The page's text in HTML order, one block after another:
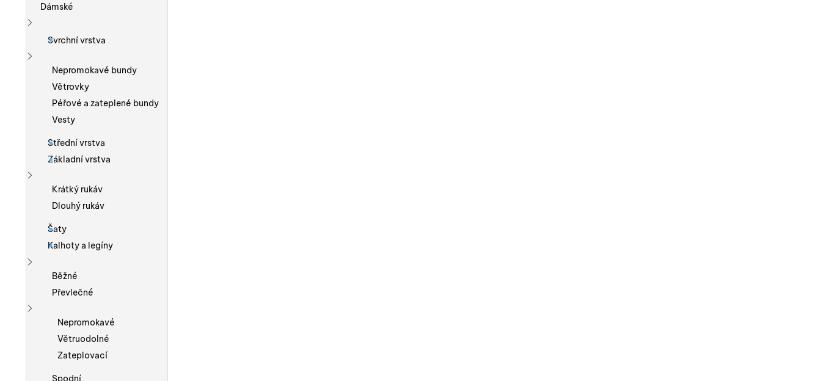
Dámské
Zobrazit více
Svrchní vrstva
Zobrazit více
Nepromokavé bundy
Větrovky
Péřové a zateplené bundy
Vesty
Střední vrstva
Základní vrstva
Zobrazit více
Krátký rukáv
Dlouhý rukáv
Šaty
Kalhoty a legíny
Zobrazit více
Běžné
Převlečné
Zobrazit více
Nepromokavé
Větruodolné
Zateplovací
Spodní